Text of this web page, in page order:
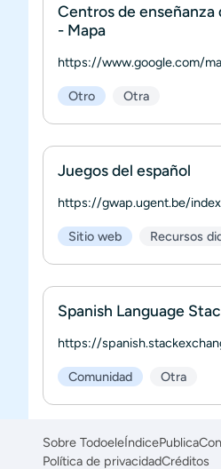
Centros de enseñanza
- Mapa
https://www.google.com/
Otro Otra
Juegos del español
https://gwap.ugent.be/
Sitio web Recursos
Spanish Language
https://
Comunidad Otra
Sobre TodoeleÍndicePublica
Política de privacidadCréditos